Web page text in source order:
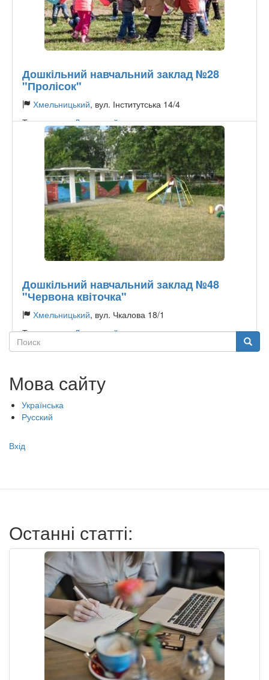
Дошкільний навчальний заклад №28
"Пролісок"
Хмельницький, вул. Інститутська 14/4
Тип садочку:Державний
Дошкільний навчальний заклад №48
"Червона квіточка"
Хмельницький, вул. Чкалова 18/1
Тип садочку:Державний
Поиск Поиск
Мова сайту
Українська
Русский
Меню
записи
Вхід
Останні статті: